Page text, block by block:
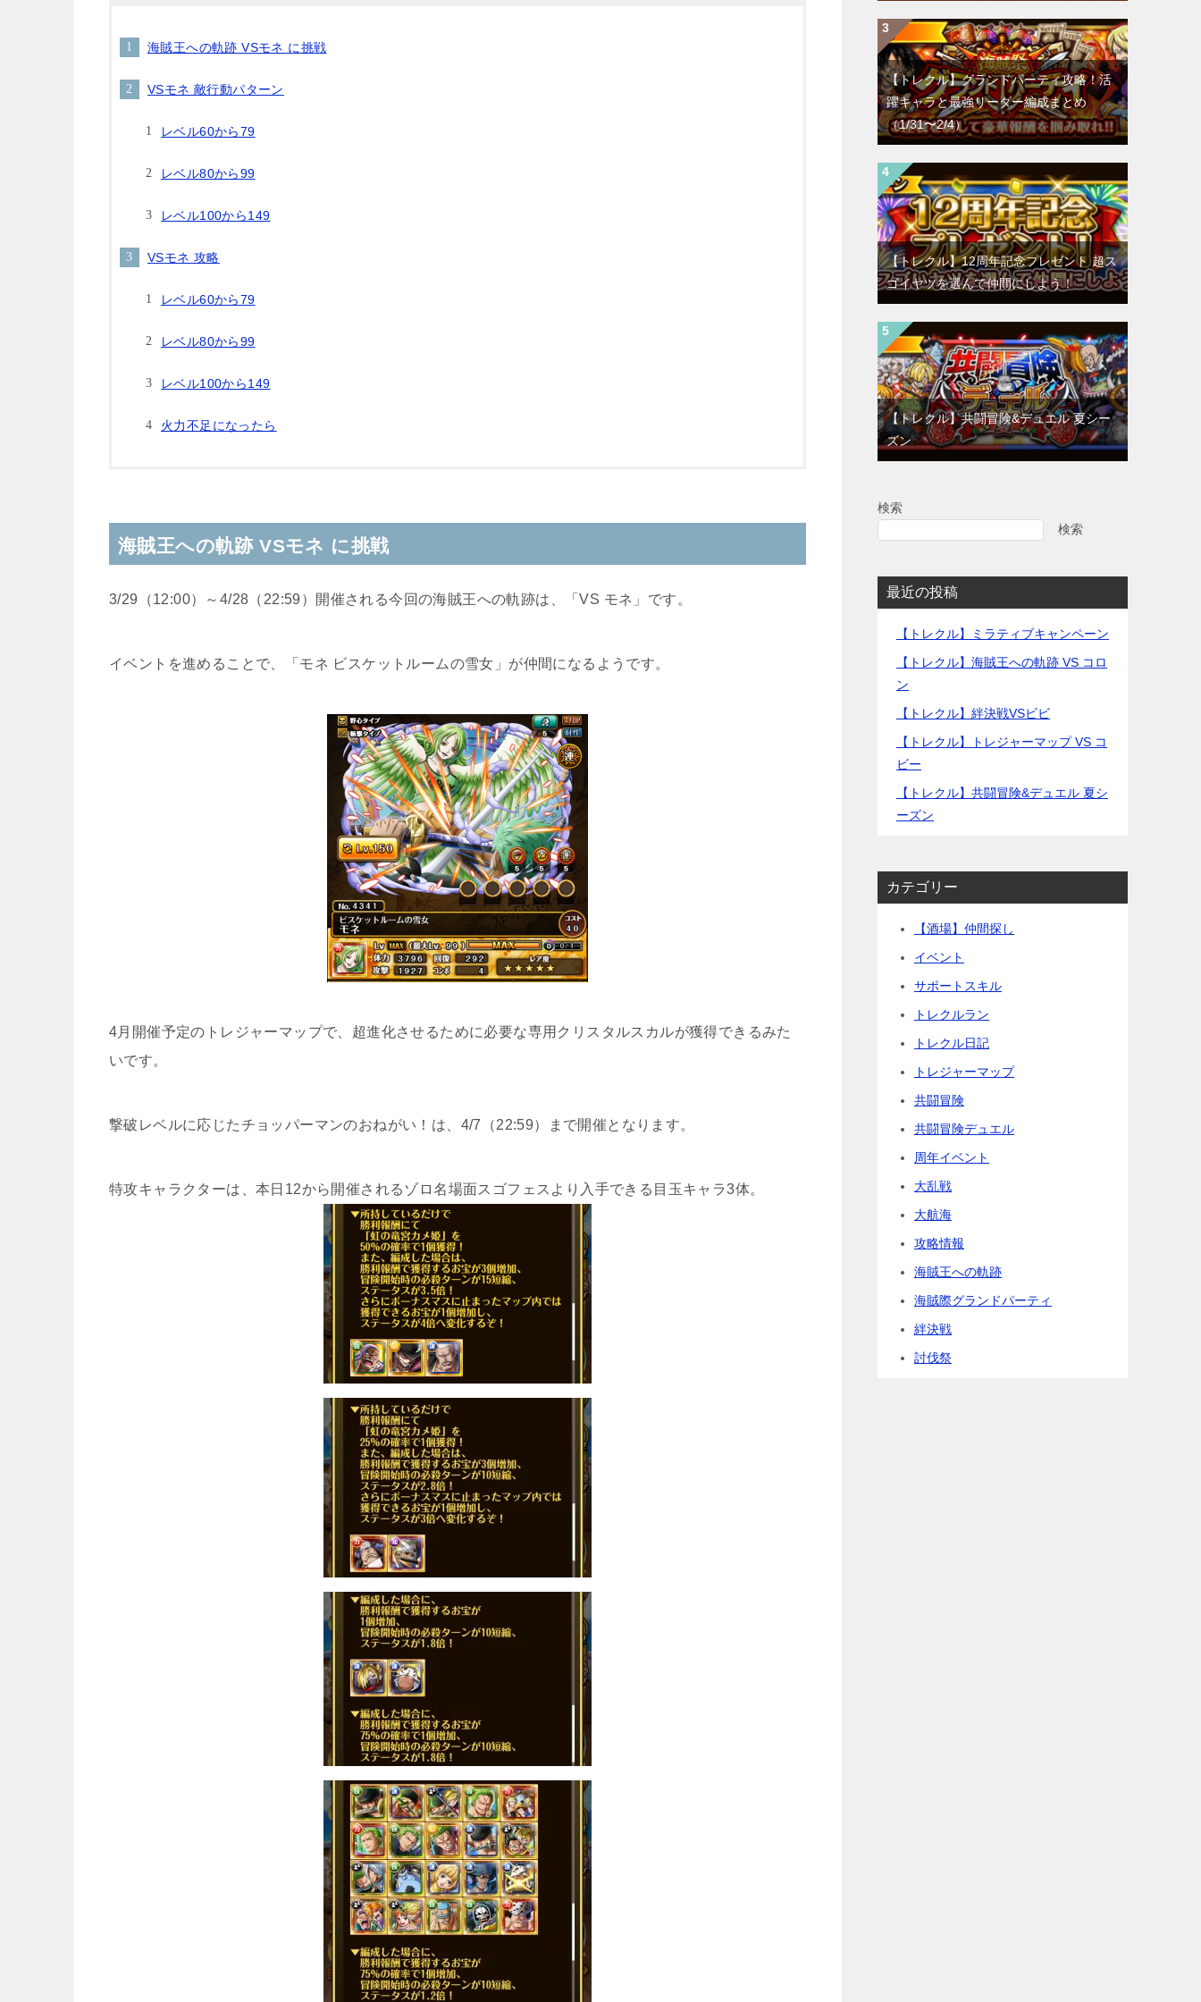
海賊王への軌跡 VSモネ に挑戦
VSモネ 敵行動パターン
レベル60から79
レベル80から99
レベル100から149
VSモネ 攻略
レベル60から79
レベル80から99
レベル100から149
火力不足になったら
海賊王への軌跡 VSモネ に挑戦
3/29（12:00）～4/28（22:59）開催される今回の海賊王への軌跡は、「VS モネ」です。
イベントを進めることで、「モネ ビスケットルームの雪女」が仲間になるようです。
4月開催予定のトレジャーマップで、超進化させるために必要な専用クリスタルスカルが獲得できるみた
いです。
撃破レベルに応じたチョッパーマンのおねがい！は、4/7（22:59）まで開催となります。
特攻キャラクターは、本日12から開催されるゾロ名場面スゴフェスより入手できる目玉キャラ3体。
【トレクル】グランドパーティ攻略！活
躍キャラと最強リーダー編成まとめ
（1/31〜2/4）
【トレクル】12周年記念プレゼント 超ス
ゴイヤツを選んで仲間にしよう！
【トレクル】共闘冒険&デュエル 夏シー
ズン
検索
検索
最近の投稿
【トレクル】ミラティブキャンペーン
【トレクル】海賊王への軌跡 VS コロ
ン
【トレクル】絆決戦VSビビ
【トレクル】トレジャーマップ VS コ
ビー
【トレクル】共闘冒険&デュエル 夏シ
ーズン
カテゴリー
【酒場】仲間探し
イベント
サポートスキル
トレクルラン
トレクル日記
トレジャーマップ
共闘冒険
共闘冒険デュエル
周年イベント
大乱戦
大航海
攻略情報
海賊王への軌跡
海賊際グランドパーティ
絆決戦
討伐祭